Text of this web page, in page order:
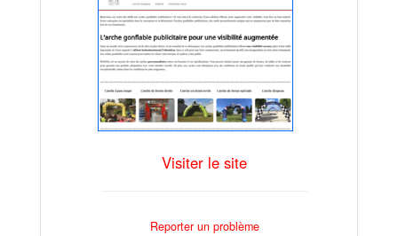
Visiter le site
Reporter un problème